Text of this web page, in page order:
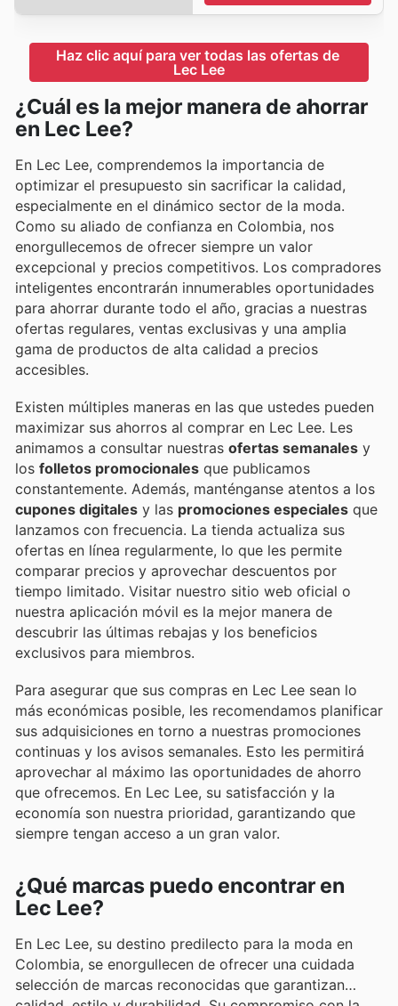
Haz clic aquí para ver todas las ofertas de
Lec Lee
¿Cuál es la mejor manera de ahorrar
en Lec Lee?
En Lec Lee, comprendemos la importancia de
optimizar el presupuesto sin sacrificar la calidad,
especialmente en el dinámico sector de la moda.
Como su aliado de confianza en Colombia, nos
enorgullecemos de ofrecer siempre un valor
excepcional y precios competitivos. Los compradores
inteligentes encontrarán innumerables oportunidades
para ahorrar durante todo el año, gracias a nuestras
ofertas regulares, ventas exclusivas y una amplia
gama de productos de alta calidad a precios
accesibles.
Existen múltiples maneras en las que ustedes pueden
maximizar sus ahorros al comprar en Lec Lee. Les
animamos a consultar nuestras ofertas semanales y
los folletos promocionales que publicamos
constantemente. Además, manténganse atentos a los
cupones digitales y las promociones especiales que
lanzamos con frecuencia. La tienda actualiza sus
ofertas en línea regularmente, lo que les permite
comparar precios y aprovechar descuentos por
tiempo limitado. Visitar nuestro sitio web oficial o
nuestra aplicación móvil es la mejor manera de
descubrir las últimas rebajas y los beneficios
exclusivos para miembros.
Para asegurar que sus compras en Lec Lee sean lo
más económicas posible, les recomendamos planificar
sus adquisiciones en torno a nuestras promociones
continuas y los avisos semanales. Esto les permitirá
aprovechar al máximo las oportunidades de ahorro
que ofrecemos. En Lec Lee, su satisfacción y la
economía son nuestra prioridad, garantizando que
siempre tengan acceso a un gran valor.
¿Qué marcas puedo encontrar en
Lec Lee?
En Lec Lee, su destino predilecto para la moda en
Colombia, se enorgullecen de ofrecer una cuidada
selección de marcas reconocidas que garantizan